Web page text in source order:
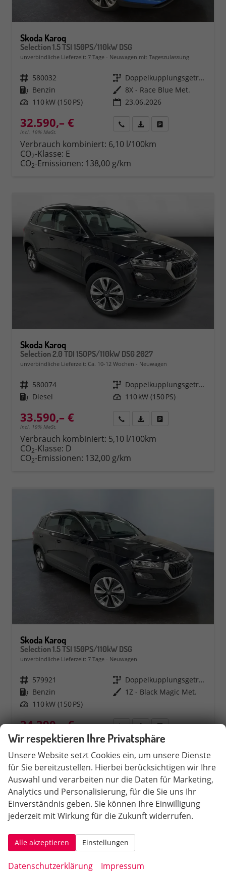
Skoda Karoq
Selection 1.5 TSI 150PS/110kW DSG
unverbindliche Lieferzeit: 7 Tage Neuwagen mit Tageszulassung
Fahrzeugnr. 580032 Getriebe
Doppelkupplungsgetriebe (DSG)
Kraftstoff Benzin Außenfarbe 8X - Race Blue Met.
Leistung 110 kW (150 PS) 23.06.2026
32.590,– €
incl. 19% MwSt.
Rückruf PDF-Datei, Fahrzeugexposé
Verbrauch kombiniert: 6,10 l/100km
CO2-Klasse: E
CO2-Emissionen: 138,00 g/km
Skoda Karoq
Selection 2.0 TDI 150PS/110kW DSG 2027
unverbindliche Lieferzeit: Ca. 10-12 Wochen Neuwagen
Fahrzeugnr. 580074 Getriebe
Doppelkupplungsgetriebe (DSG)
Kraftstoff Diesel Leistung 110 kW (150 PS)
33.590,– €
incl. 19% MwSt.
Rückruf PDF-Datei, Fahrzeugexposé
Verbrauch kombiniert: 5,10 l/100km
CO2-Klasse: D
CO2-Emissionen: 132,00 g/km
Skoda Karoq
Selection 1.5 TSI 150PS/110kW DSG
unverbindliche Lieferzeit: 7 Tage Neuwagen
Fahrzeugnr. 579921 Getriebe
Doppelkupplungsgetriebe (DSG)
Kraftstoff Benzin Außenfarbe 1Z - Black Magic Met.
Leistung 110 kW (150 PS)
34.390,– €
incl. 19% MwSt.
RückrufPDF-Datei, Fahrzeugexposé
Fahrzeug parken
Verbrauch kombiniert:6,10 l/100km
CO2-Klasse:E
CO2 -Emissionen:138,00 g/km
Wir respektieren Ihre Privatsphäre
Unsere Website setzt Cookies ein, um unsere Dienste
für Sie bereitzustellen. Hierbei berücksichtigen wir Ihre
Auswahl und verarbeiten nur die Daten für Marketing,
Analytics und Personalisierung, für die Sie uns Ihr
Einverständnis geben. Sie können Ihre Einwilligung
jederzeit mit Wirkung für die Zukunft widerrufen.
Alle akzeptieren Einstellungen
Datenschutzerklärung Impressum